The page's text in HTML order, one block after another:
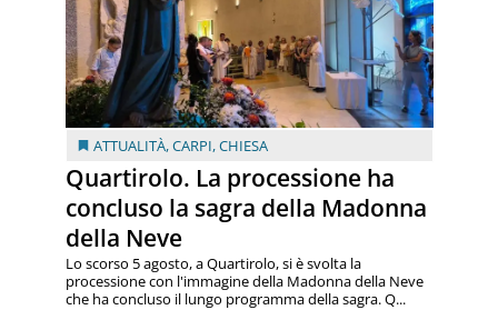
ATTUALITÀ,CARPI,CHIESA
Quartirolo. La processione ha
concluso la sagra della Madonna
della Neve
Lo scorso 5 agosto, a Quartirolo, si è svolta la
processione con l'immagine della Madonna della Neve
che ha concluso il lungo programma della sagra. Q...